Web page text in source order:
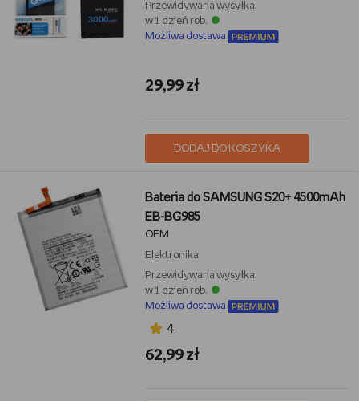
Przewidywana wysyłka:
w 1 dzień rob.
Możliwa dostawa
29,99 zł
DODAJ DO KOSZYKA
Bateria do SAMSUNG S20+ 4500mAh
EB-BG985
OEM
Elektronika
Przewidywana wysyłka:
w 1 dzień rob.
Możliwa dostawa
4
62,99 zł